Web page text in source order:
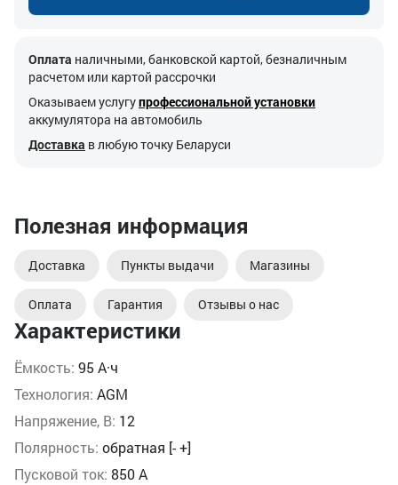
Характеристики
Ёмкость: 95 А·ч
Технология: AGM
Напряжение, В: 12
Полярность: обратная [- +]
Пусковой ток: 850 А
Оплата наличными, банковской картой, безналичным
расчетом или картой рассрочки
Оказываем услугупрофессиональной установки
аккумулятора на автомобиль
Доставка в любую точку Беларуси
Полезная информация
Доставка Пункты выдачи Магазины
Оплата Гарантия Отзывы о нас